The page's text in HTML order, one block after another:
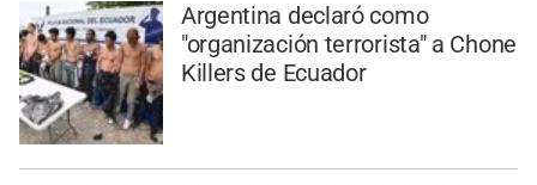
Argentina declaró como
"organización terrorista" a Chone
Killers de Ecuador